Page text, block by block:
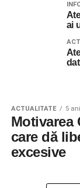
ai
ACTUALITATE 5
Motivarea
care dă
excesive